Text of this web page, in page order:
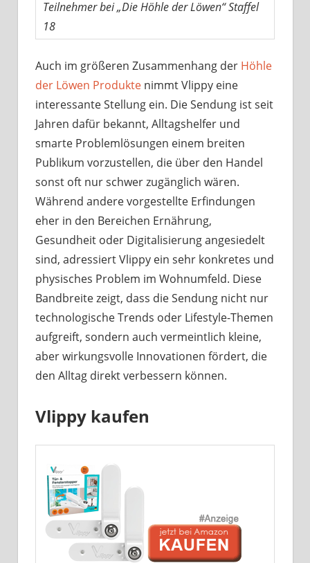
Teilnehmer bei „Die Höhle der Löwen“ Staffel
18
Auch im größeren Zusammenhang der Höhle
der Löwen Produkte nimmt Vlippy eine
interessante Stellung ein. Die Sendung ist seit
Jahren dafür bekannt, Alltagshelfer und
smarte Problemlösungen einem breiten
Publikum vorzustellen, die über den Handel
sonst oft nur schwer zugänglich wären.
Während andere vorgestellte Erfindungen
eher in den Bereichen Ernährung,
Gesundheit oder Digitalisierung angesiedelt
sind, adressiert Vlippy ein sehr konkretes und
physisches Problem im Wohnumfeld. Diese
Bandbreite zeigt, dass die Sendung nicht nur
technologische Trends oder Lifestyle-Themen
aufgreift, sondern auch vermeintlich kleine,
aber wirkungsvolle Innovationen fördert, die
den Alltag direkt verbessern können.
Vlippy kaufen